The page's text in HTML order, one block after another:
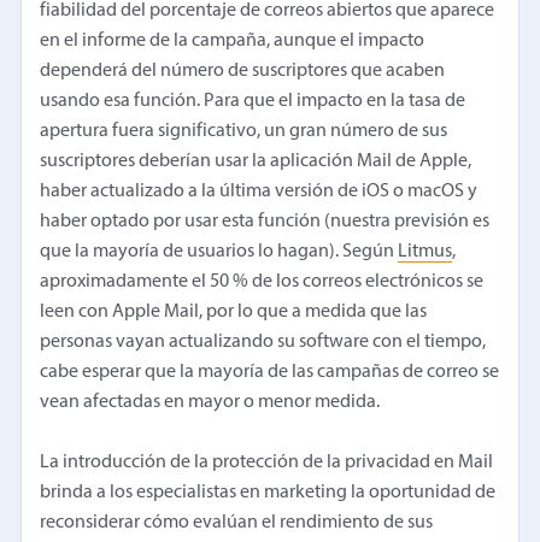
fiabilidad del porcentaje de correos abiertos que aparece
en el informe de la campaña, aunque el impacto
dependerá del número de suscriptores que acaben
usando esa función. Para que el impacto en la tasa de
apertura fuera significativo, un gran número de sus
suscriptores deberían usar la aplicación Mail de Apple,
haber actualizado a la última versión de iOS o macOS y
haber optado por usar esta función (nuestra previsión es
que la mayoría de usuarios lo hagan). Según Litmus,
aproximadamente el 50 % de los correos electrónicos se
leen con Apple Mail, por lo que a medida que las
personas vayan actualizando su software con el tiempo,
cabe esperar que la mayoría de las campañas de correo se
vean afectadas en mayor o menor medida.
La introducción de la protección de la privacidad en Mail
brinda a los especialistas en marketing la oportunidad de
reconsiderar cómo evalúan el rendimiento de sus